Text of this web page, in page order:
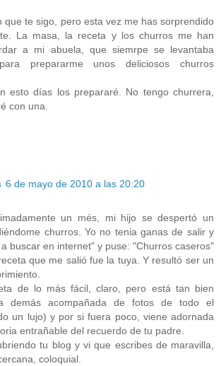
que te sigo, pero esta vez me has sorprendido
La masa, la receta y los churros me han
a mi abuela, que siemrpe se levantaba
prepararme unos deliciosos churros
esto días los prepararé. No tengo churrera,
con una.
6 de mayo de 2010 a las 20:20
un més, mi hijo se despertó un
churros. Yo no tenia ganas de salir y
buscar en internet" y puse: "Churros caseros"
que me salió fue la tuya. Y resultó ser un
de lo más fácil, claro, pero está tan bien
demás acompañada de fotos de todo el
un lujo) y por si fuera poco, viene adornada
entrañable del recuerdo de tu padre.
tu blog y vi que escribes de maravilla,
coloquial.